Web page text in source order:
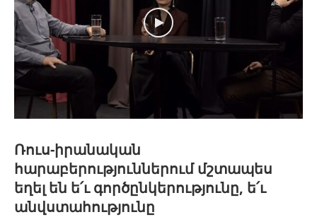
Ռուս-իրանական
հարաբերություններում մշտապես
եղել են ե՛ւ գործընկերությունը, ե՛ւ
անվստահությունը